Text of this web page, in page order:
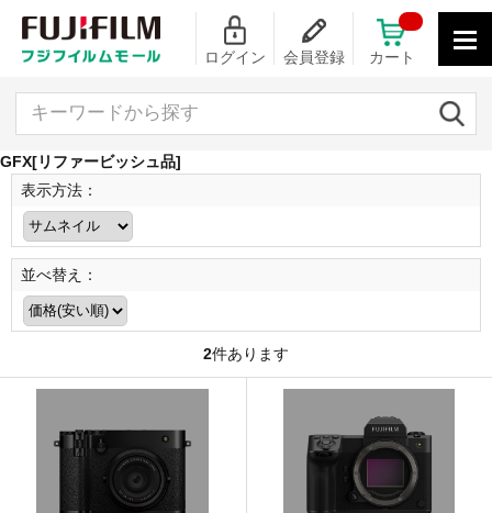
ログイン 会員登録
GFX[リファービッシュ品]
表示方法：
並べ替え：
2件あります